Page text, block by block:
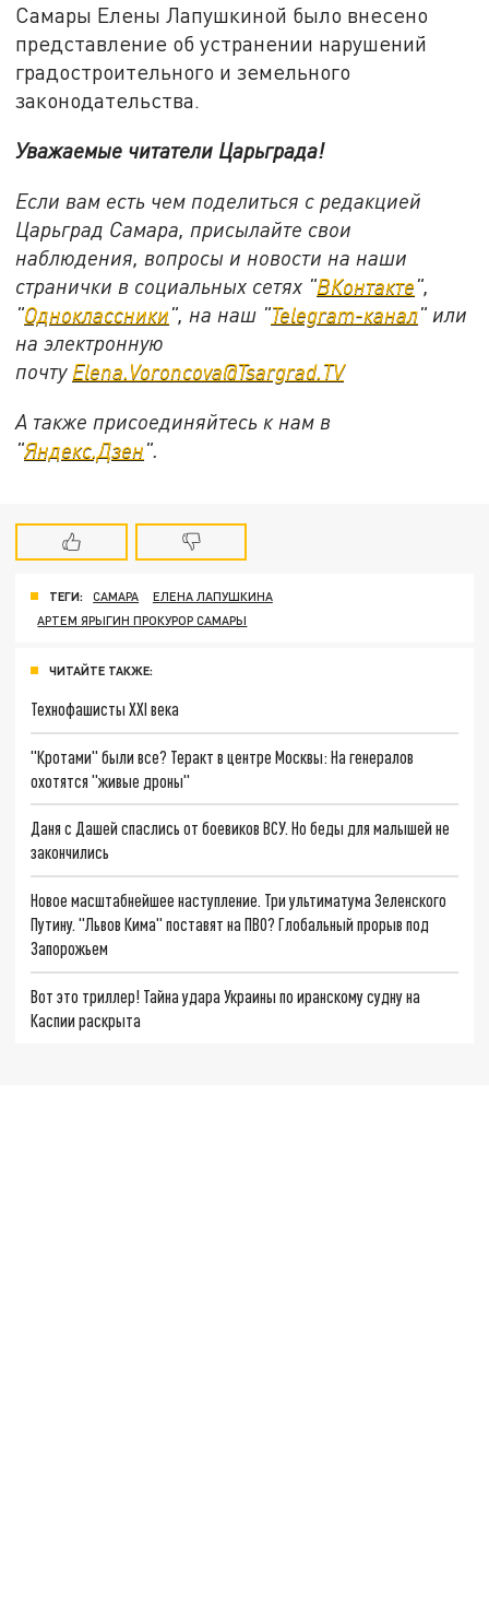
Самары Елены Лапушкиной было внесено
представление об устранении нарушений
градостроительного и земельного
законодательства.
Уважаемые читатели Царьграда!
Если вам есть чем поделиться с редакцией
Царьград Самара, присылайте свои
наблюдения, вопросы и новости на наши
странички в социальных сетях "ВКонтакте",
"Одноклассники", на наш "Telegram-канал" или
на электронную
почту Elena.Voroncova@Tsargrad.TV
А также присоединяйтесь к нам в
"Яндекс.Дзен".
ТЕГИ: САМАРА
ЕЛЕНА ЛАПУШКИНА
АРТЕМ ЯРЫГИН ПРОКУРОР САМАРЫ
ЧИТАЙТЕ ТАКЖЕ:
Технофашисты XXI века
"Кротами" были все? Теракт в центре Москвы: На генералов
охотятся "живые дроны"
Даня с Дашей спаслись от боевиков ВСУ. Но беды для малышей не
закончились
Новое масштабнейшее наступление. Три ультиматума Зеленского
Путину. "Львов Кима" поставят на ПВО? Глобальный прорыв под
Запорожьем
Вот это триллер! Тайна удара Украины по иранскому судну на
Каспии раскрыта